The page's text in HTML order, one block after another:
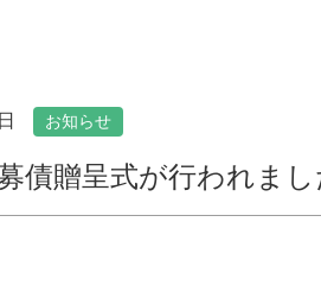
お知らせ
債贈呈式が行われまし